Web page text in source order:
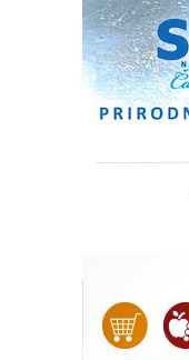
Kip Marije s
od plemenitog